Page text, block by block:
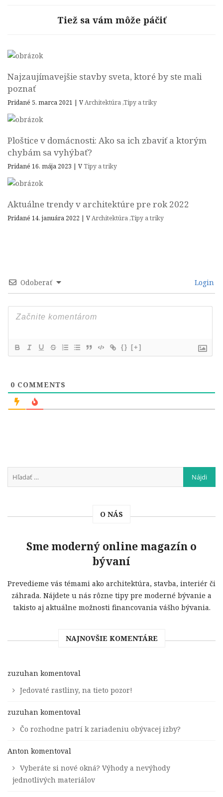
Tiež sa vám môže páčiť
Najzaujímavejšie stavby sveta, ktoré by ste mali
poznať
Pridané 5. marca 2021 | VArchitektúra ,Tipy a triky
Ploštice v domácnosti: Ako sa ich zbaviť a ktorým
chybám sa vyhýbať?
Pridané 16. mája 2023 | VTipy a triky
Aktuálne trendy v architektúre pre rok 2022
Pridané 14. januára 2022 | VArchitektúra ,Tipy a triky
Odoberať Login
{} [+]
0 COMMENTS
O NÁS
Sme moderný online magazín o
bývaní
Prevedieme vás témami ako architektúra, stavba, interiér či
záhrada. Nájdete u nás rôzne tipy pre moderné bývanie a
takisto aj aktuálne možnosti financovania vášho bývania.
NAJNOVŠIE KOMENTÁRE
zuzuhan komentoval
Jedovaté rastliny, na tieto pozor!
zuzuhan komentoval
Čo rozhodne patrí k zariadeniu obývacej izby?
Anton komentoval
Vyberáte si nové okná? Výhody a nevýhody
jednotlivých materiálov